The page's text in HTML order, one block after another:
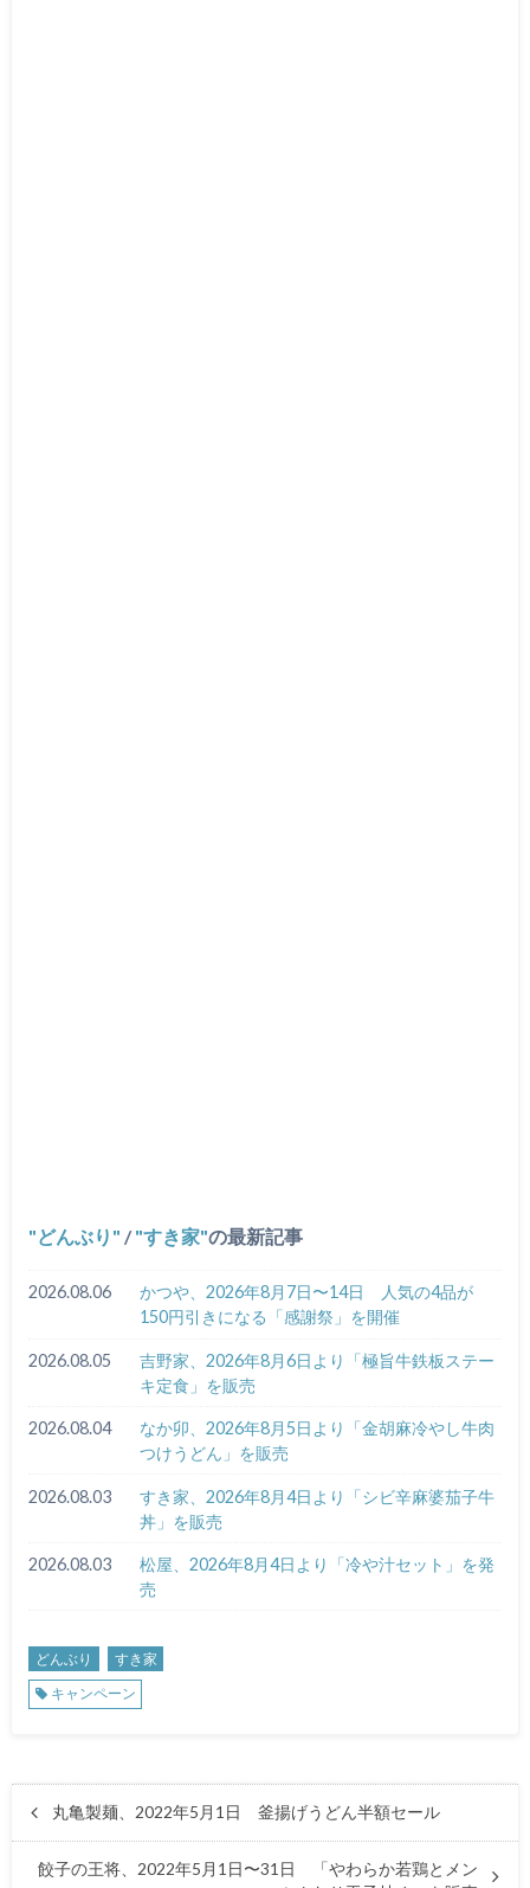
どんぶり / すき家 の最新記事
2026.08.06
かつや、2026年8月7日〜14日 人気の4品が
150円引きになる「感謝祭」を開催
2026.08.05
吉野家、2026年8月6日より「極旨牛鉄板ステー
キ定食」を販売
2026.08.04
なか卯、2026年8月5日より「金胡麻冷やし牛肉
つけうどん」を販売
2026.08.03
すき家、2026年8月4日より「シビ辛麻婆茄子牛
丼」を販売
2026.08.03
松屋、2026年8月4日より「冷や汁セット」を発
売
どんぶり
すき家
キャンペーン
丸亀製麺、2022年5月1日 釜揚げうどん半額セール
餃子の王将、2022年5月1日〜31日 「やわらか若鶏とメン